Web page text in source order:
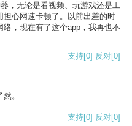
，无论是看视频、玩游戏还是工
心网速卡顿了。以前出差的时
，现在有了这个app，我再也不
支持[0] 反对[0]
。
支持[0] 反对[0]